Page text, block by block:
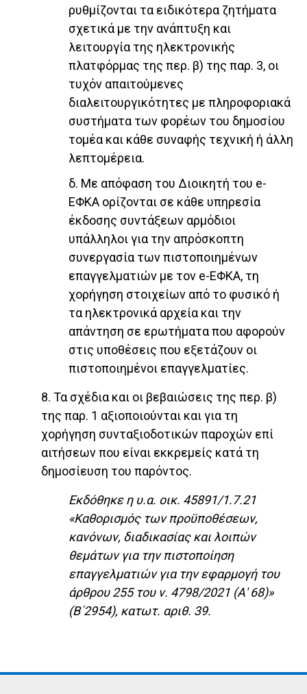
ρυθμίζονται τα ειδικότερα ζητήματα
σχετικά με την ανάπτυξη και
λειτουργία της ηλεκτρονικής
πλατφόρμας της περ. β) της παρ. 3, οι
τυχόν απαιτούμενες
διαλειτουργικότητες με πληροφοριακά
συστήματα των φορέων του δημοσίου
τομέα και κάθε συναφής τεχνική ή άλλη
λεπτομέρεια.
δ. Με απόφαση του Διοικητή του e-
ΕΦΚΑ ορίζονται σε κάθε υπηρεσία
έκδοσης συντάξεων αρμόδιοι
υπάλληλοι για την απρόσκοπτη
συνεργασία των πιστοποιημένων
επαγγελματιών με τον e-ΕΦΚΑ, τη
χορήγηση στοιχείων από το φυσικό ή
τα ηλεκτρονικά αρχεία και την
απάντηση σε ερωτήματα που αφορούν
στις υποθέσεις που εξετάζουν οι
πιστοποιημένοι επαγγελματίες.
8. Τα σχέδια και οι βεβαιώσεις της περ. β)
της παρ. 1 αξιοποιούνται και για τη
χορήγηση συνταξιοδοτικών παροχών επί
αιτήσεων που είναι εκκρεμείς κατά τη
δημοσίευση του παρόντος.
Εκδόθηκε η υ.α. οικ. 45891/1.7.21
«Καθορισμός των προϋποθέσεων,
κανόνων, διαδικασίας και λοιπών
θεμάτων για την πιστοποίηση
επαγγελματιών για την εφαρμογή του
άρθρου 255 του ν. 4798/2021 (Α' 68)»
(Β΄2954), κατωτ. αριθ. 39.